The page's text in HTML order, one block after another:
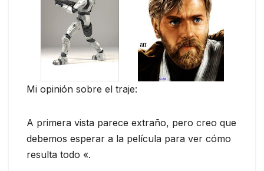
Mi opinión sobre el traje:
A primera vista parece extraño, pero creo que
debemos esperar a la película para ver cómo
resulta todo «.